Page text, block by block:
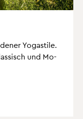
Yo­ga­s­ti­le.
und Mo­